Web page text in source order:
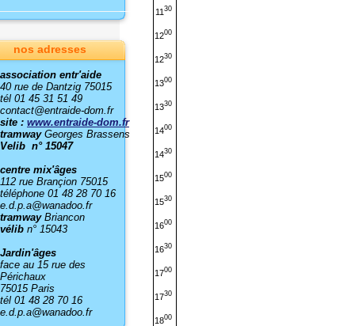
11 30
1200
1230
1300
1330
1400
1430
1500
1530
1600
1630
1700
1730
1800
nos adresses
association entr'aide
40 rue de Dantzig 75015
tél 01 45 31 51 49
contact@entraide-dom.fr
site : www.entraide-dom.fr
tramway Georges Brassens
Velib n° 15047
centre mix'âges
112 rue Brançion 75015
téléphone 01 48 28 70 16
e.d.p.a@wanadoo.fr
tramwayBriancon
vélib n° 15043
Jardin'âges
face au 15 rue des
Périchaux
75015 Paris
tél 01 48 28 70 16
e.d.p.a@wanadoo.fr